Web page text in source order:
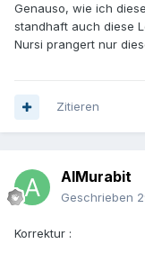
Genauso, wie ich
standhaft auch diese
Nursi prangert nur
Zitieren
AlMurabit
Geschrieben
Korrektur :